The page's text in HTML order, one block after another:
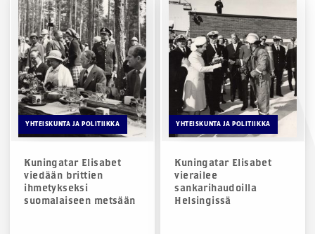
YHTEISKUNTA JA POLITIIKKA
Kuningatar Elisabet
viedään brittien
ihmetykseksi
suomalaiseen metsään
YHTEISKUNTA JA POLITIIKKA
Kuningatar Elisabet
vierailee
sankarihaudoilla
Helsingissä